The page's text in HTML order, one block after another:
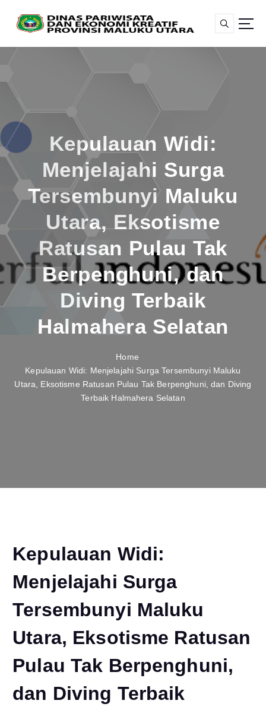
p
t
e
n
Kepulauan Widi:
Menjelajahi Surga
Tersembunyi Maluku
Utara, Eksotisme
Ratusan Pulau Tak
Berpenghuni, dan
Diving Terbaik
Halmahera Selatan
Home
Kepulauan Widi: Menjelajahi Surga Tersembunyi Maluku
Utara, Eksotisme Ratusan Pulau Tak Berpenghuni, dan Diving
Terbaik Halmahera Selatan
Kepulauan Widi:
Menjelajahi Surga
Tersembunyi Maluku
Utara, Eksotisme Ratusan
Pulau Tak Berpenghuni,
dan Diving Terbaik